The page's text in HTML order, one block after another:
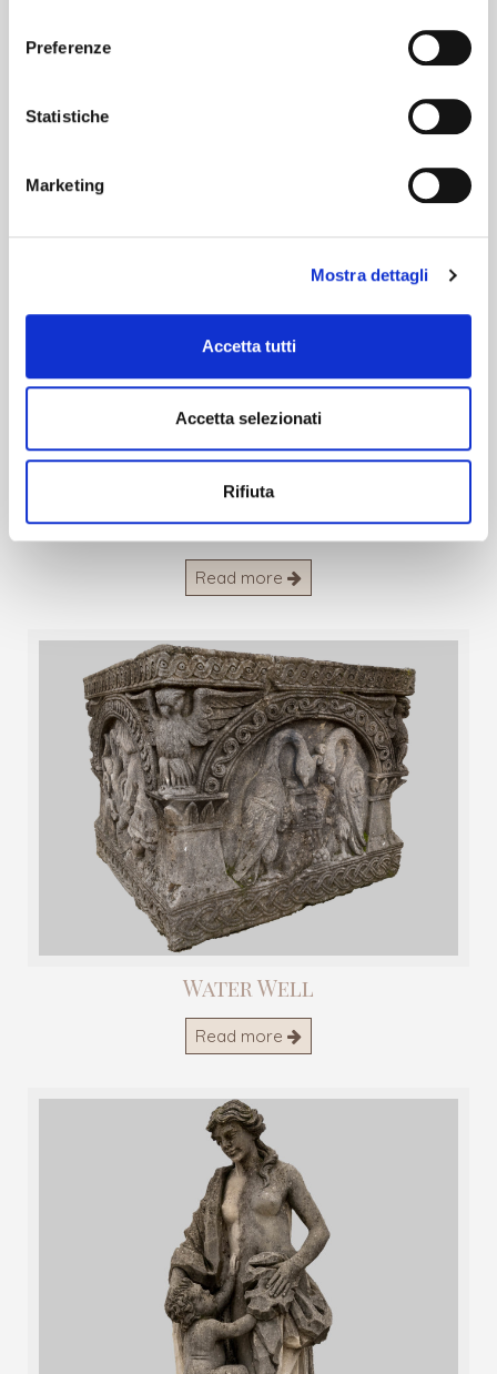
Preferenze
Statistiche
Marketing
Mostra dettagli
Accetta tutti
Accetta selezionati
Rifiuta
Stone Sculpture
Read more
Water Well
Read more